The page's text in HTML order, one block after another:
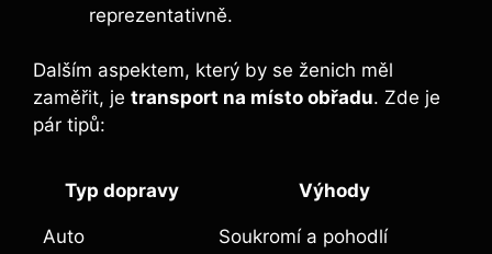
reprezentativně.
Dalším aspektem, který by se ženich měl
zaměřit, je transport na místo obřadu. Zde je
pár tipů:
Typ dopravy Výhody
Auto Soukromí a pohodlí